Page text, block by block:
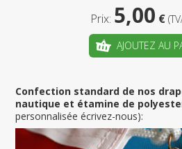
Prix: 5,00 €
AJOUTEZ AU
Confection standard de nos
nautique et étamine de
personnalisée écrivez-nous):